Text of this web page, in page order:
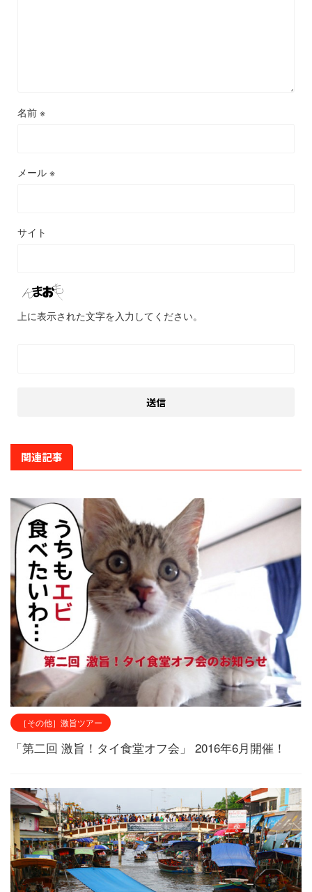
名前 ※
メール ※
サイト
上に表示された文字を入力してください。
関連記事
［その他］激旨ツアー
「第二回 激旨！タイ食堂オフ会」 2016年6月開催！